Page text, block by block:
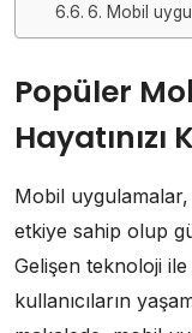
6. Mobil
Popüler
Hayatınızı
Mobil uygulamalar,
etkiye sahip olup
Gelişen teknoloji
kullanıcıların